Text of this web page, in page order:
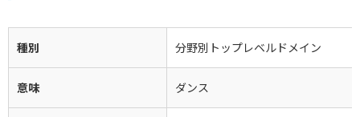
種別 分野別トップレベルドメイン
意味 ダンス